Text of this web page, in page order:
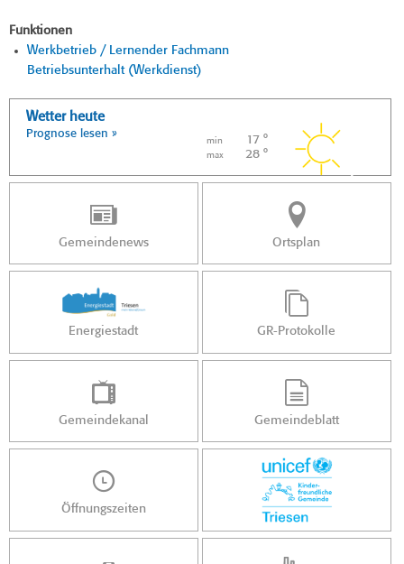
Funktionen
Werkbetrieb / Lernender Fachmann
Betriebsunterhalt (Werkdienst)
Wetter heute
Prognose lesen »
min 17 °
max 28 °
Gemeindenews Ortsplan
Energiestadt GR-Protokolle
Gemeindekanal Gemeindeblatt
Öffnungszeiten